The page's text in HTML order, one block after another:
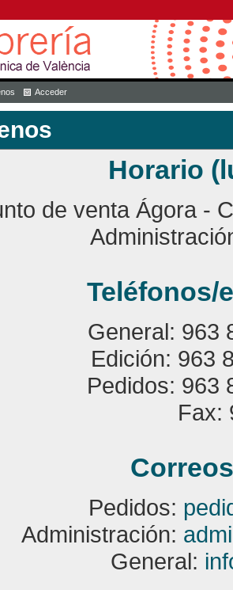
Acceder
Horario
de venta Ágora -
Teléfonos/
General: 963
Edición: 963
Pedidos: 963
Fax:
Pedidos:
Administración:
General: